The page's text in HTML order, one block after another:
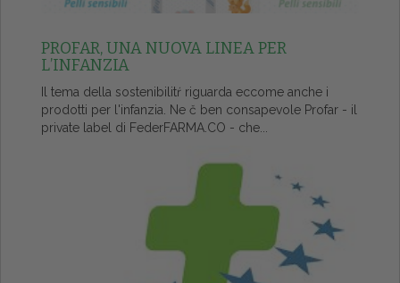
PROFAR, UNA NUOVA LINEA PER
L’INFANZIA
Il tema della sostenibilitŕ riguarda eccome anche i
prodotti per l'infanzia. Ne č ben consapevole Profar - il
private label di FederFARMA.CO - che...